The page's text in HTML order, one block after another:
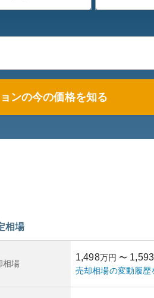
ンの今の価格を知る
相場
相場
1,498万円 〜 1,593
売却相場の変動履歴